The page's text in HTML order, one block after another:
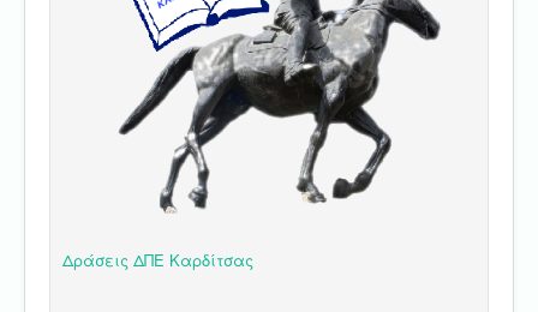
Δράσεις ΔΠΕ Καρδίτσας